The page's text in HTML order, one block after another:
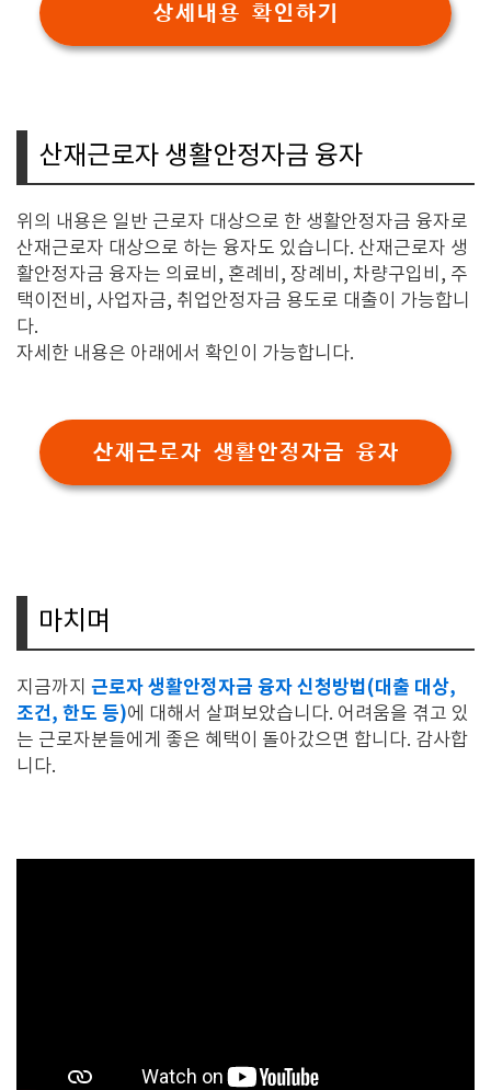
상세내용 확인하기
산재근로자 생활안정자금 융자
위의 내용은 일반 근로자 대상으로 한 생활안정자금 융자로
산재근로자 대상으로 하는 융자도 있습니다. 산재근로자 생
활안정자금 융자는 의료비, 혼례비, 장례비, 차량구입비, 주
택이전비, 사업자금, 취업안정자금 용도로 대출이 가능합니
다.
자세한 내용은 아래에서 확인이 가능합니다.
산재근로자 생활안정자금 융자
마치며
지금까지 근로자 생활안정자금 융자 신청방법(대출 대상,
조건, 한도 등)에 대해서 살펴보았습니다. 어려움을 겪고 있
는 근로자분들에게 좋은 혜택이 돌아갔으면 합니다. 감사합
니다.